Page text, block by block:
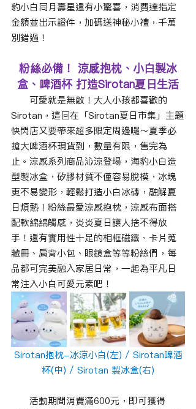
豹小白同月壽星還有小驚喜，消費達指定
金額並出示證件，加碼送神秘小禮，千萬
別錯過！
粉絲必備！ 涼感抱枕、小白製冰
盒、啤酒杯 打造Sirotan夏日生活
可愛就是無敵！大人小孩都喜歡的
Sirotan，這回在「Sirotan夏日市集」主題
快閃店又要帶來超多限定周邊囉～夏季必
搶大啤酒杯現貨到，數量有限，售完為
止。涼感系列商品沁涼登場，海豹小白造
型製冰盒，矽膠材質不僅容易脫模，冰塊
更不易變形，輕鬆打造小白冰磚，融解夏
日煩熱！粉絲最愛涼感抱枕，涼感布面搭
配軟綿綿觸感，炎炎夏日讓人捨不得放
手！還有實用性十足的相框磁鐵、卡片蒐
藏冊、肩背小包、眼鏡盒等等粉絲們，每
品都可完美融入家居日常，一起為平凡日
常注入小白可愛元素吧！
Sirotan抱枕-冰涼小白(左) / Sirotan啤酒
杯(中) / Sirotan 製冰盒(右)
活動期間消費滿600元，即可獲得